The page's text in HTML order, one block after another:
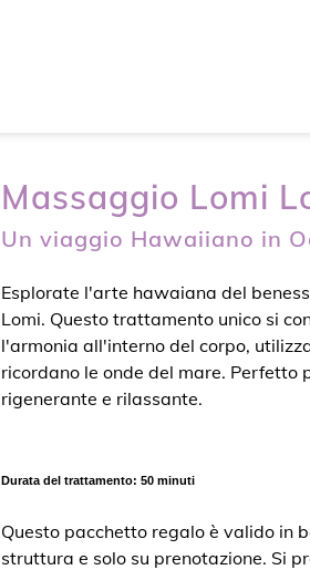
Massaggio Lomi
Un viaggio Hawaiiano in
Esplorate l'arte hawaiana del
Lomi. Questo trattamento unico si
l'armonia all'interno del corpo,
ricordano le onde del mare. Perfetto
rigenerante e rilassante.
Durata del trattamento: 50 minuti
Questo pacchetto regalo è valido in
struttura e solo su prenotazione. Si